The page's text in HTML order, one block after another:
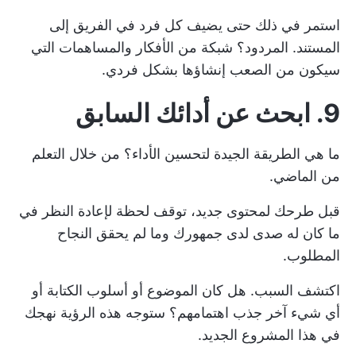
استمر في ذلك حتى يضيف كل فرد في الفريق إلى
المستند. المردود؟ شبكة من الأفكار والمساهمات التي
سيكون من الصعب إنشاؤها بشكل فردي.
9. ابحث عن أدائك السابق
ما هي الطريقة الجيدة لتحسين الأداء؟ من خلال التعلم
من الماضي.
قبل طرحك لمحتوى جديد، توقف لحظة لإعادة النظر في
ما كان له صدى لدى جمهورك وما لم يحقق النجاح
المطلوب.
اكتشف السبب. هل كان الموضوع أو أسلوب الكتابة أو
أي شيء آخر جذب اهتمامهم؟ ستوجه هذه الرؤية نهجك
في هذا المشروع الجديد.